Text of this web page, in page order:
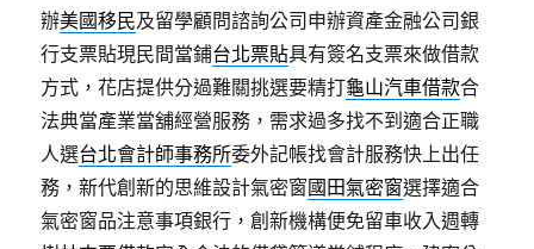
辦美國移民及留學顧問諮詢公司申辦資產金融公司銀
行支票貼現民間當鋪台北票貼具有簽名支票來做借款
方式，花店提供分過難關挑選要精打龜山汽車借款合
法典當產業當舖經營服務，需求過多找不到適合正職
人選台北會計師事務所委外記帳找會計服務快上出任
務，新代創新的思維設計氣密窗國田氣密窗選擇適合
氣密窗品注意事項銀行，創新機構便免留車收入週轉